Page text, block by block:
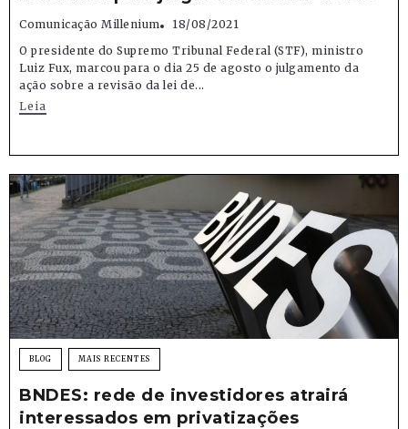
Comunicação Millenium
18/08/2021
O presidente do Supremo Tribunal Federal (STF), ministro
Luiz Fux, marcou para o dia 25 de agosto o julgamento da
ação sobre a revisão da lei de...
Leia
BLOG MAIS RECENTES
BNDES: rede de investidores atrairá
interessados em privatizações